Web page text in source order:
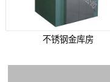
不锈钢金库房